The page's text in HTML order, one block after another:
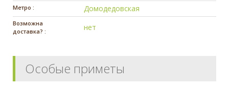
Метро : Домодедовская
Возможна
доставка? :
нет
Особые приметы